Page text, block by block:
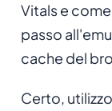
Vitals e
passo
cache del
Certo,